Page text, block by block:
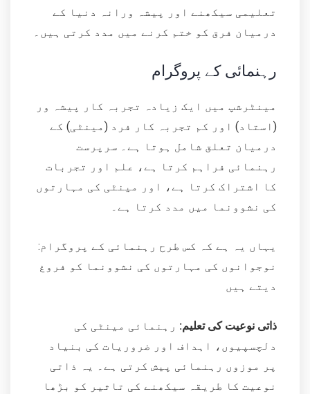
تعلیمی سیکھنے اور پیشہ ورانہ دنیا کے
درمیان فرق کو ختم کرنے میں مدد کرتی ہیں۔
رہنمائی کے پروگرام
مینٹرشپ میں ایک زیادہ تجربہ کار پیشہ ور
(استاد) اور کم تجربہ کار فرد (مینٹی) کے
درمیان تعلق شامل ہوتا ہے۔ سرپرست
رہنمائی فراہم کرتا ہے، علم اور تجربات
کا اشتراک کرتا ہے، اور مینٹی کی مہارتوں
کی نشوونما میں مدد کرتا ہے۔
:یہاں یہ ہے کہ کس طرح رہنمائی کے پروگرام
نوجوانوں کی مہارتوں کی نشوونما کو فروغ
دیتے ہیں
ذاتی نوعیت کی تعلیم: رہنمائی مینٹی کی
دلچسپیوں، اہداف اور ضروریات کی بنیاد
پر موزوں رہنمائی پیش کرتی ہے۔ یہ ذاتی
نوعیت کا طریقہ سیکھنے کی تاثیر کو بڑھا